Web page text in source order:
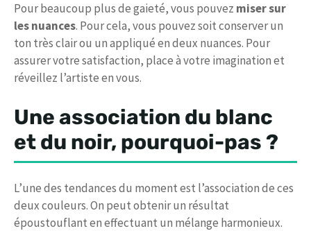
Pour beaucoup plus de gaieté, vous pouvez miser sur
les nuances. Pour cela, vous pouvez soit conserver un
ton très clair ou un appliqué en deux nuances. Pour
assurer votre satisfaction, place à votre imagination et
réveillez l’artiste en vous.
Une association du blanc
et du noir, pourquoi-pas ?
L’une des tendances du moment est l’association de ces
deux couleurs. On peut obtenir un résultat
époustouflant en effectuant un mélange harmonieux.